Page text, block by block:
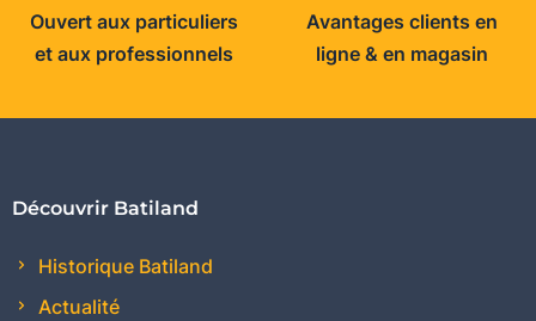
Ouvert aux particuliers
et aux professionnels
Avantages clients en
ligne & en magasin
Découvrir Batiland
Historique Batiland
Actualité